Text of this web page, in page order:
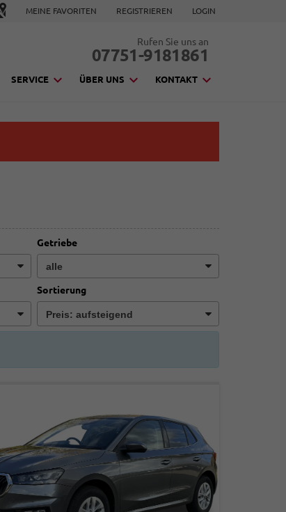
MEINE FAVORITEN REGISTRIEREN LOGIN
Rufen Sie uns an
07751-9181861
SERVICE ÜBER UNS KONTAKT
Getriebe
Sortierung